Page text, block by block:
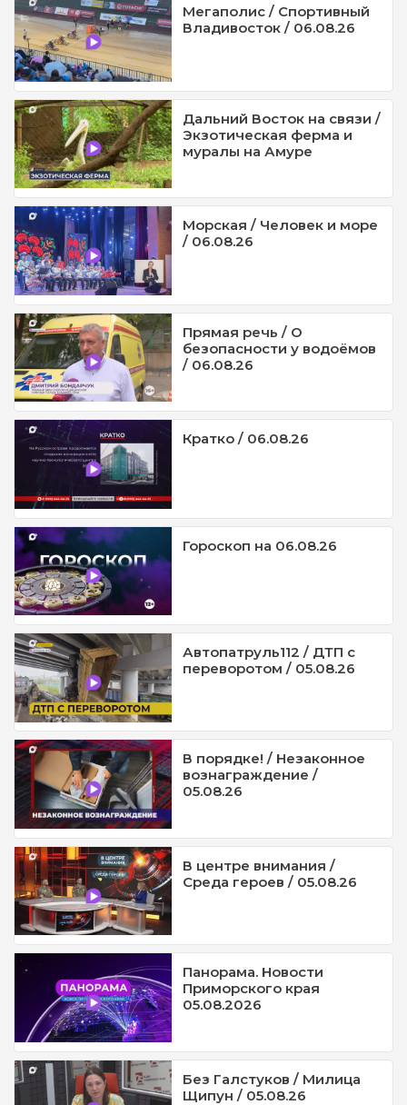
Мегаполис / Спортивный
Владивосток / 06.08.26
Дальний Восток на связи /
Экзотическая ферма и
муралы на Амуре
Морская / Человек и море
/ 06.08.26
Прямая речь / О
безопасности у водоёмов
/ 06.08.26
Кратко / 06.08.26
Гороскоп на 06.08.26
Автопатруль112 / ДТП с
переворотом / 05.08.26
В порядке! / Незаконное
вознаграждение /
05.08.26
В центре внимания /
Среда героев / 05.08.26
Панорама. Новости
Приморского края
05.08.2026
Без Галстуков / Милица
Щипун / 05.08.26